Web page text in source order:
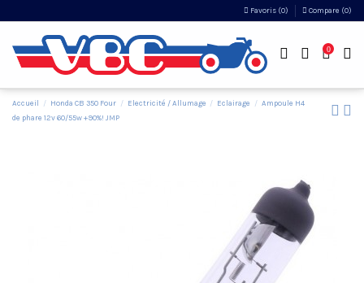
Favoris (0) Compare (0)
0
Accueil Honda CB 350 Four Electricité / Allumage Eclairage
Ampoule H4
de phare 12v 60/55w +90%! JMP